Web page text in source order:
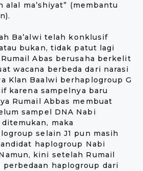
alal ma’shiyat” (membantu
Ba’alwi telah konklusif
bukan, tidak patut lagi
Abas berusaha berkelit
wacana berbeda dari narasi
Klan Baalwi berhaplogroup G
karena sampelnya baru
Rumail Abbas membuat
sampel DNA Nabi
maka
selain J1 pun masih
haplogroup Nabi
kini setelah Rumail
perbedaan haplogroup dari